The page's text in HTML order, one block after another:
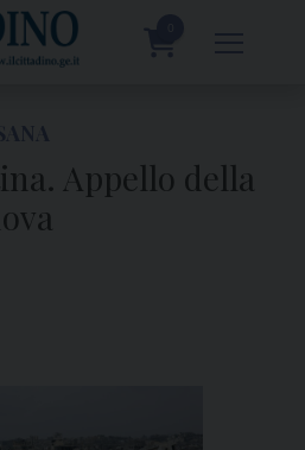
Appello della